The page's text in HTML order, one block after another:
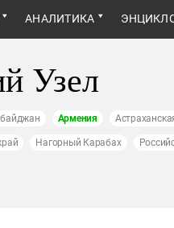
АНАЛИТИКА
Узел
Армения
Нагорный Карабах